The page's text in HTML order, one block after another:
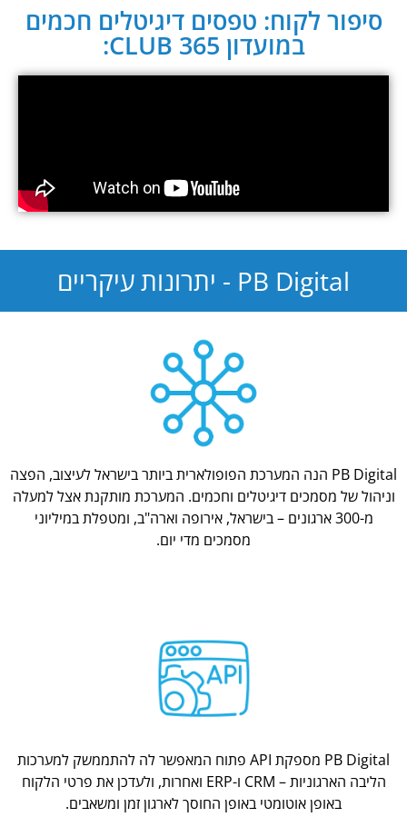
סיפור לקוח: טפסים דיגיטלים חכמים
במועדון CLUB 365:
PB Digital - יתרונות עיקריים
PB Digital הנה המערכת הפופולארית ביותר בישראל לעיצוב, הפצה
וניהול של מסמכים דיגיטלים וחכמים. המערכת מותקנת אצל למעלה
מ-300 ארגונים – בישראל, אירופה וארה"ב, ומטפלת במיליוני
מסמכים מדי יום.
PB Digital מספקת API פתוח המאפשר לה להתממשק למערכות
הליבה הארגוניות – CRM ו-ERP ואחרות, ולעדכן את פרטי הלקוח
באופן אוטומטי באופן החוסך לארגון זמן ומשאבים.